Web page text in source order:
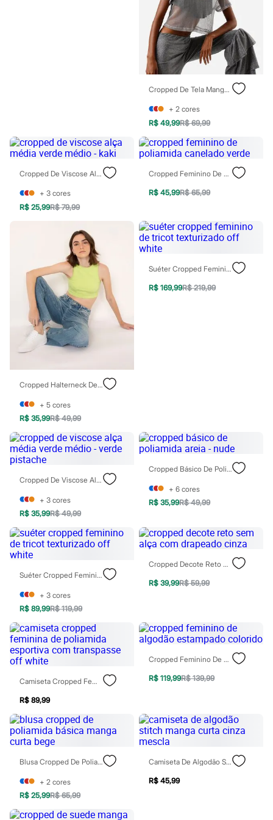
Meias
Pijamas
Biquínis e Maiôs
Sungas
Personagens
Homem Aranha
Naruto
Patrulha Canina
Sonic
Stitch
Beleza
Perfumes árabes
Novidades
Condicionador
Escovas e Pentes
Finalizadores
Shampoo
Tratamento
Cuidados com o corpo
Hidratante
Protetor solar
Tratamento
Cuidados com o rosto
Esfoliante
Protetor solar
Tônicos
Maquiagens
Base
Batom
Blush
Gloss
Pó facial
Sombras
Al Wataniah
Banderas
Beleza C&A
Boca Rosa
Bruna Tavares
Carolina Herrera
Ciclo
Fran by Franciny Ehlke
Jean Paul Gaultier
Lancôme
Mari Maria
Mascavo
Niina Secrets
Payot
Rabanne
Real Techniques
Vizzela
Vult
Cropped De Tela Manga Curta Com Brilho Lurex Cinza
+ 2 cores
R$ 49,99R$ 69,99
Cropped De Viscose Alça Média Verde Médio - Kaki
+ 3 cores
R$ 25,99R$ 79,99
Cropped Feminino De Poliamida Canelado Verde
R$ 45,99R$ 65,99
Cropped Halterneck De Poliamida Preto
+ 5 cores
R$ 35,99R$ 49,99
Suéter Cropped Feminino De Tricot Texturizado Off White
R$ 169,99R$ 219,99
Cropped De Viscose Alça Média Verde Médio - Verde Pistache
+ 3 cores
R$ 35,99R$ 49,99
Cropped Básico De Poliamida Areia - Nude
+ 6 cores
R$ 35,99R$ 49,99
Suéter Cropped Feminino De Tricot Texturizado Off White
+ 3 cores
R$ 89,99R$ 119,99
Cropped Decote Reto Sem Alça Com Drapeado Cinza
R$ 39,99R$ 59,99
Camiseta Cropped Feminina De Poliamida Esportiva Com Transpasse Off White
R$ 89,99
Cropped Feminino De Algodão Estampado Colorido
R$ 119,99R$ 139,99
Blusa Cropped De Poliamida Básica Manga Curta Bege
+ 2 cores
R$ 25,99R$ 65,99
Camiseta De Algodão Stitch Manga Curta Cinza Mescla
R$ 45,99